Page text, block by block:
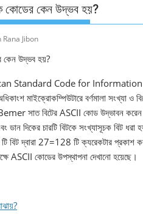
কোডের কেন উদ্ভব হয়?
Rana Jibon
কেন উদ্ভব হয়?
Standard Code for
মাইক্রোকম্পিউটারে বর্ণমালা সংখ্যা
সাত বিটের ASCII কোড উদ্ভাবন
ডান দিকের চারটি বিটকে সংখ্যাসূচক বিট
দ্বারা 27=128 টি ক্যরেকটার প্রকাশ
ASCII কোডের উপস্থাপনা দেখানো হয়েছে।